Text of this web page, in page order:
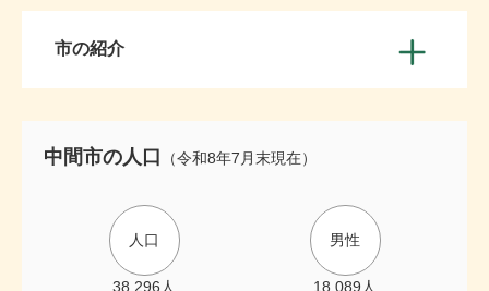
市の紹介
中間市の人口 （令和8年7月末現在）
人口
38,296人
男性
18,089人